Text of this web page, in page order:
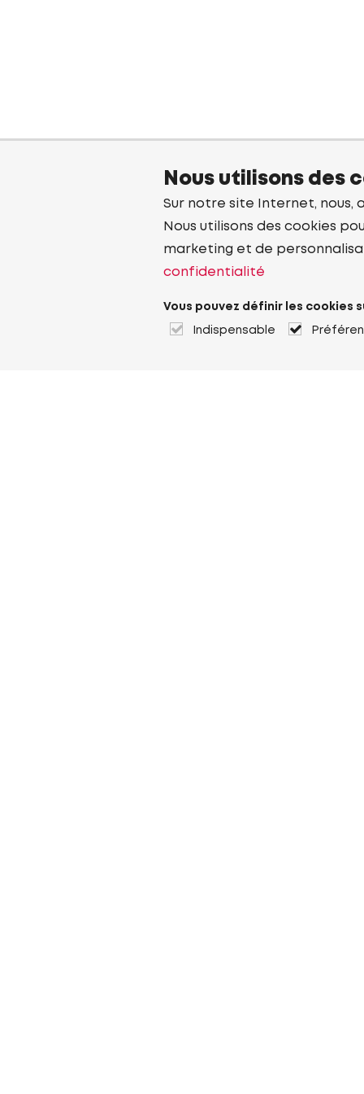
Nous utilisons des
Sur notre site Internet, nous,
Nous utilisons des cookies
marketing et de
confidentialité
Vous pouvez définir les cookies
Indispensable